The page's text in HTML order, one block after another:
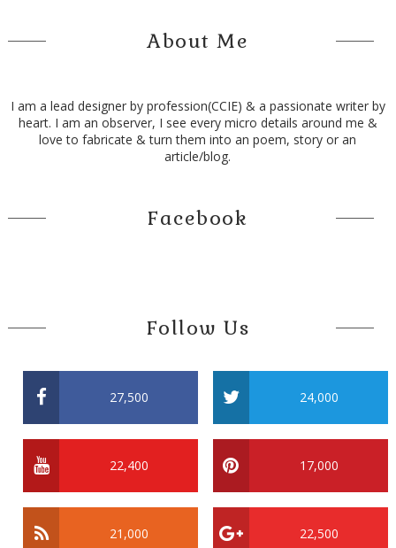
About Me
I am a lead designer by profession(CCIE) & a passionate writer by
heart. I am an observer, I see every micro details around me &
love to fabricate & turn them into an poem, story or an
article/blog.
Facebook
Follow Us
27,500 24,000
22,400 17,000
21,000 22,500